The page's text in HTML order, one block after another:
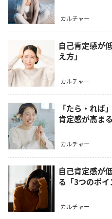
カルチャー
自己肯定感が
え方」
カルチャー
「たら・れば
肯定感が高ま
カルチャー
自己肯定感が
る「3つのポイ
カルチャー